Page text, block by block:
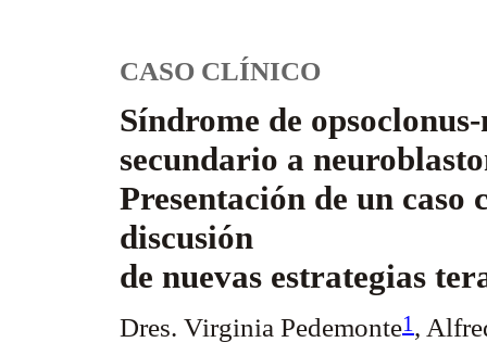
CASO CLÍNICO
Síndrome de
secundario a
Presentación de un caso
discusión
de nuevas estrategias
Dres. Virginia Pedemonte1 ,